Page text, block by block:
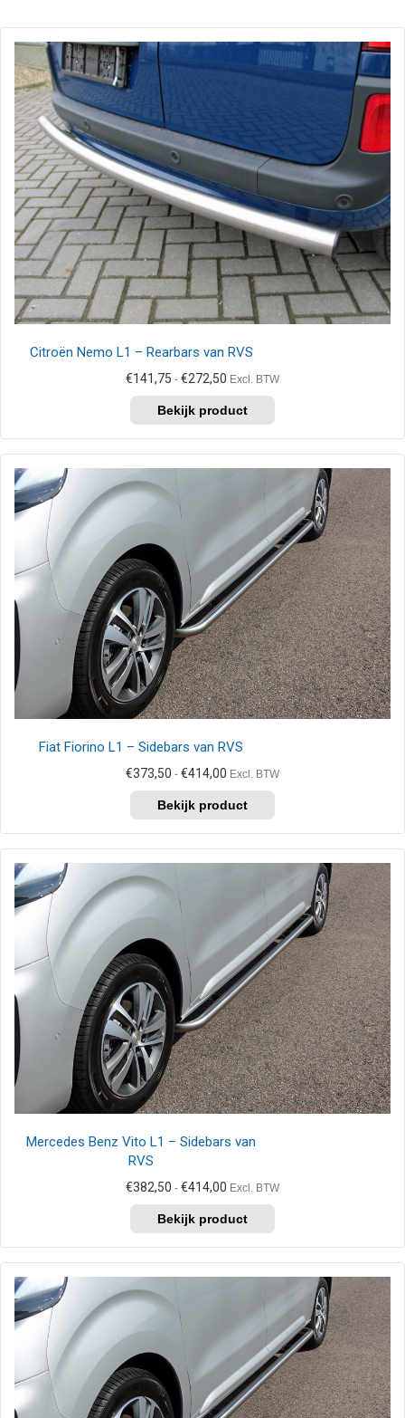
Citroën Nemo L1 – Rearbars van RVS
€141,75 - €272,50 Prijsklasse:
tot
€272,50
Excl. BTW
product
heeft
meerdere
gekozen
worden
op
de
productpagina
Fiat Fiorino L1 – Sidebars van RVS
€373,50 - €414,00 Prijsklasse:
tot
€414,00
Excl. BTW
product
heeft
meerdere
gekozen
worden
op
de
productpagina
Mercedes Benz Vito L1 – Sidebars van
RVS
€382,50 - €414,00 Prijsklasse:
tot
€414,00
Excl. BTW
product
heeft
meerdere
gekozen
worden
op
de